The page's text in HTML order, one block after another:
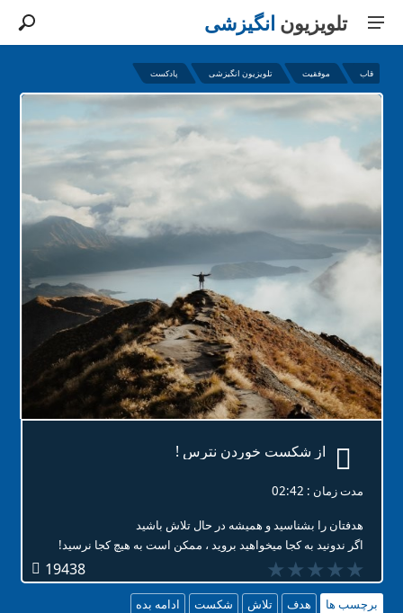
تلویزیون انگیزشی
قاب موفقیت تلویزیون انگیزشی پادکست
از شکست خوردن نترس !
مدت زمان : 02:42
هدفتان را بشناسید و همیشه در حال تلاش باشید
اگر ندونید به کجا میخواهید بروید ، ممکن است به هیچ کجا نرسید!
19438 ★★★★★
★★★★★
★★★★★
برچسب ها هدف تلاش شکست ادامه بده